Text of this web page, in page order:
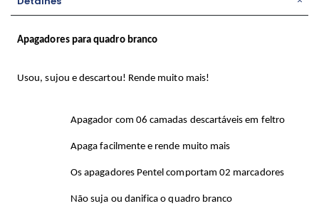
Apagadores para quadro branco
Usou, sujou e descartou! Rende muito mais!
Apagador com 06 camadas descartáveis em feltro
Apaga facilmente e rende muito mais
Os apagadores Pentel comportam 02 marcadores
Não suja ou danifica o quadro branco